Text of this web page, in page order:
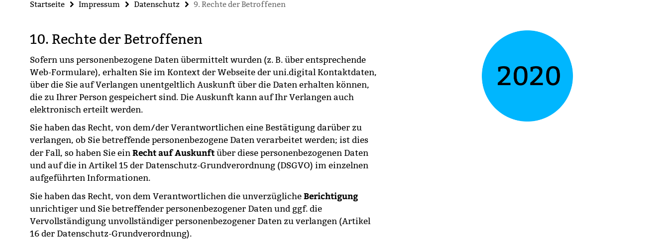
Startseite Impressum Datenschutz 9. Rechte der Betroffenen
10. Rechte der Betroffenen
Sofern uns personenbezogene Daten übermittelt wurden (z. B. über entsprechende
Web-Formulare), erhalten Sie im Kontext der Webseite der uni.digital Kontaktdaten,
über die Sie auf Verlangen unentgeltlich Auskunft über die Daten erhalten können,
die zu Ihrer Person gespeichert sind. Die Auskunft kann auf Ihr Verlangen auch
elektronisch erteilt werden.
Sie haben das Recht, von dem/der Verantwortlichen eine Bestätigung darüber zu
verlangen, ob Sie betreffende personenbezogene Daten verarbeitet werden; ist dies
der Fall, so haben Sie einRecht auf Auskunftüber diese personenbezogenen Daten
und auf die in Artikel 15 der Datenschutz-Grundverordnung (DSGVO) im einzelnen
aufgeführten Informationen.
Sie haben das Recht, von dem Verantwortlichen die unverzüglicheBerichtigung
unrichtiger und Sie betreffender personenbezogener Daten und ggf. die
Vervollständigung unvollständiger personenbezogener Daten zu verlangen (Artikel
16 der Datenschutz-Grundverordnung).